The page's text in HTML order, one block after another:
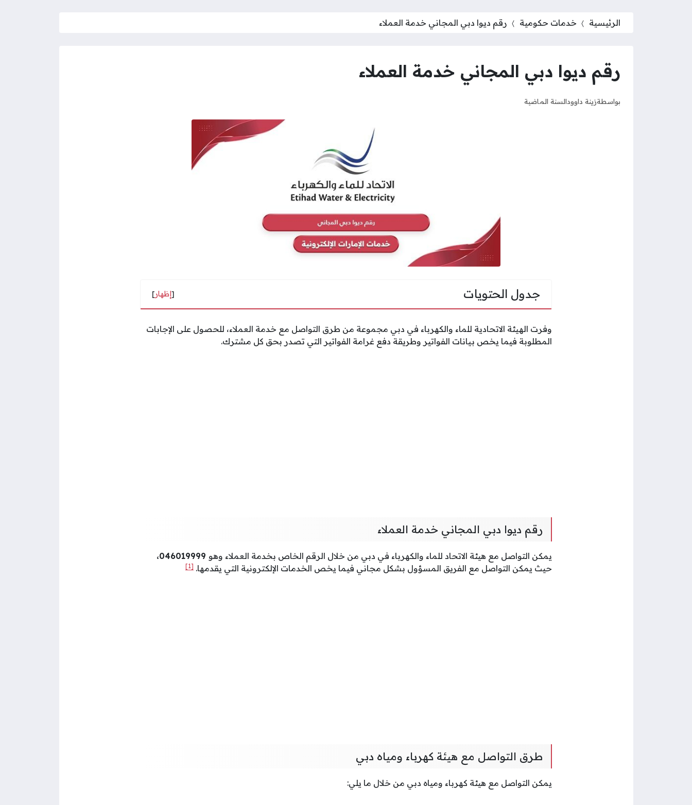
الرئيسية خدمات حكومية رقم ديوا دبي المجاني خدمة العملاء
رقم ديوا دبي المجاني خدمة العملاء
بواسطةزينة داوودالسنة الماضية
جدول الحتويات [إظهار]
وفرت الهيئة الاتحادية للماء والكهرباء في دبي مجموعة من طرق التواصل مع خدمة العملاء، للحصول على الإجابات
المطلوبة فيما يخص بيانات الفواتير وطريقة دفع غرامة الفواتير التي تصدر بحق كل مشترك.
رقم ديوا دبي المجاني خدمة العملاء
يمكن التواصل مع هيئة الاتحاد للماء والكهرباء في دبي من خلال الرقم الخاص بخدمة العملاء وهو
حيث يمكن التواصل مع الفريق المسؤول بشكل مجاني فيما يخص الخدمات الإلكترونية التي يقدمها. [1]
طرق التواصل مع هيئة كهرباء ومياه دبي
يمكن التواصل مع هيئة كهرباء ومياه دبي من خلال ما يلي: